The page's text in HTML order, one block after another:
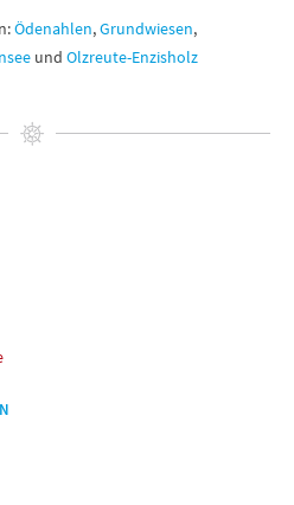
Ödenahlen,Grundwiesen,
und Olzreute-Enzisholz